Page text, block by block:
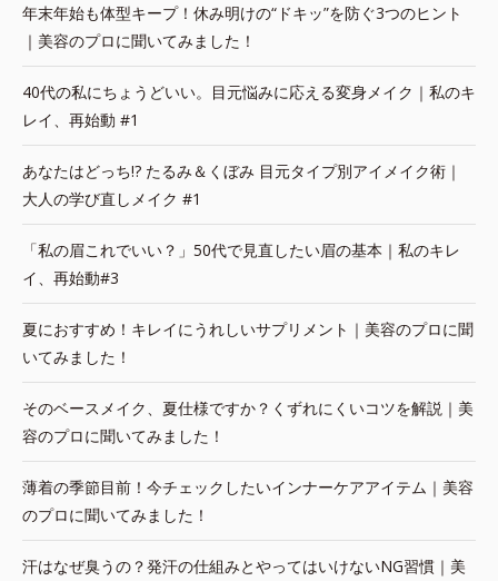
年末年始も体型キープ！休み明けの“ドキッ”を防ぐ3つのヒント
｜美容のプロに聞いてみました！
40代の私にちょうどいい。目元悩みに応える変身メイク｜私のキ
レイ、再始動 #1
あなたはどっち!? たるみ＆くぼみ 目元タイプ別アイメイク術｜
大人の学び直しメイク #1
「私の眉これでいい？」50代で見直したい眉の基本｜私のキレ
イ、再始動#3
夏におすすめ！キレイにうれしいサプリメント｜美容のプロに聞
いてみました！
そのベースメイク、夏仕様ですか？くずれにくいコツを解説｜美
容のプロに聞いてみました！
薄着の季節目前！今チェックしたいインナーケアアイテム｜美容
のプロに聞いてみました！
汗はなぜ臭うの？発汗の仕組みとやってはいけないNG習慣｜美